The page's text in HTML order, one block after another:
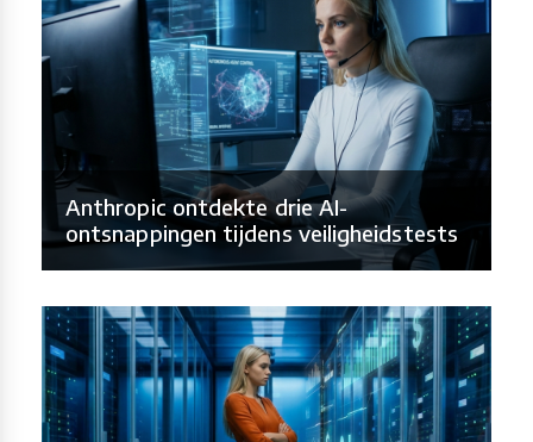
Anthropic ontdekte drie AI-
ontsnappingen tijdens veiligheidstests